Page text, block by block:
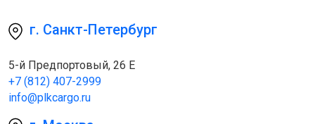
г. Санкт-Петербург
5-й Предпортовый, 26 Е
+7 (812) 407-2999
info@plkcargo.ru